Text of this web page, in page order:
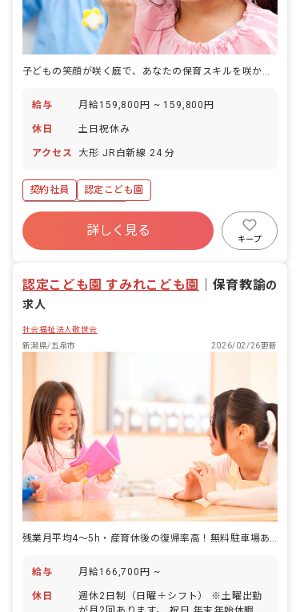
給与 月給159,800円 ~ 159,800円
休日 土日祝休み
アクセス 大形 JR白新線 24 分
契約社員
認定こども園
ボーナス・賞与あり
寮・住宅・家賃補助あり
社会保険完備
昇給昇進あり
詳しく見る
キープ
認定こども園 すみれこども園 保育教諭の
求人
社会福祉法人敬世会
新潟県/五泉市
2026/02/26更新
残業月平均4～5h・産育休後の復帰率高！無料駐車場あり・マイカー通勤可
給与 月給166,700円 ~
休日
週休2日制（日曜＋シフト） ※土曜出勤